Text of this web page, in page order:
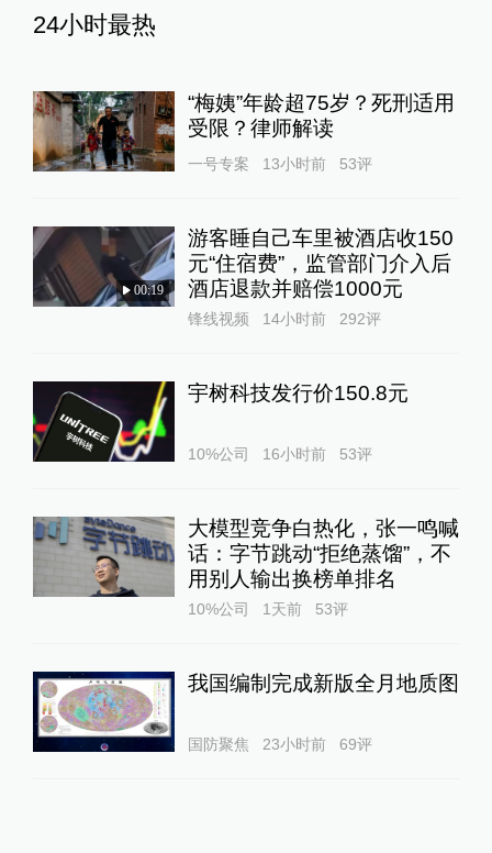
24小时最热
“梅姨”年龄超75岁？死刑适用
受限？律师解读
一号专案 13小时前 53评
00:19
游客睡自己车里被酒店收150
元“住宿费”，监管部门介入后
酒店退款并赔偿1000元
锋线视频 14小时前 292评
宇树科技发行价150.8元
10%公司 16小时前 53评
大模型竞争白热化，张一鸣喊
话：字节跳动“拒绝蒸馏”，不
用别人输出换榜单排名
10%公司 1天前 53评
我国编制完成新版全月地质图
国防聚焦 23小时前 69评